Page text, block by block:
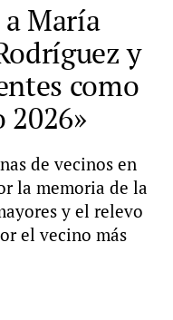
María
y
como
2026»
de vecinos en
la memoria de la
y el relevo
el vecino más